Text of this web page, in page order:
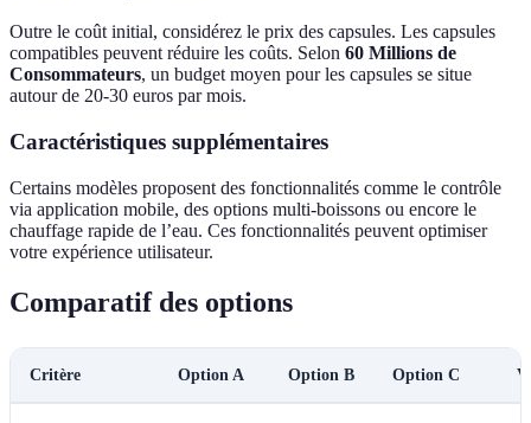
Outre le coût initial, considérez le prix des capsules. Les capsules
compatibles peuvent réduire les coûts. Selon 60 Millions de
Consommateurs, un budget moyen pour les capsules se situe
autour de 20-30 euros par mois.
Caractéristiques supplémentaires
Certains modèles proposent des fonctionnalités comme le contrôle
via application mobile, des options multi-boissons ou encore le
chauffage rapide de l’eau. Ces fonctionnalités peuvent optimiser
votre expérience utilisateur.
Comparatif des options
Critère Option A Option B Option C